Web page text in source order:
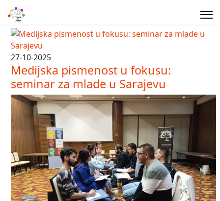
27-10-2025
Medijska pismenost u fokusu:
seminar za mlade u Sarajevu